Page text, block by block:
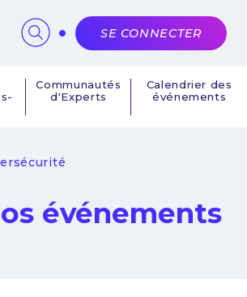
Communautés
d'Experts
Calendrier des
événements
SE CONNECTER
événements